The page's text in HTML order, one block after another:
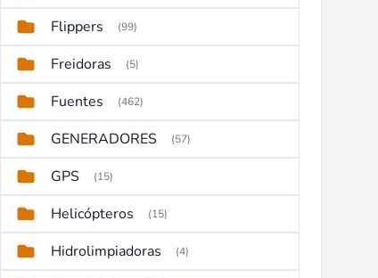
Flippers (99)
Freidoras (5)
Fuentes (462)
GENERADORES (57)
GPS (15)
Helicópteros (15)
Hidrolimpiadoras (4)